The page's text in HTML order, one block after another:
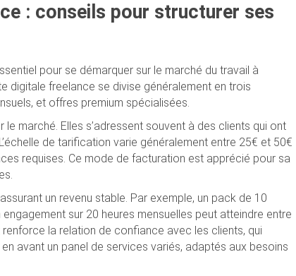
: conseils pour structurer ses
pour se démarquer sur le marché du travail à
digitale freelance se divise généralement en trois
et offres premium spécialisées.
marché. Elles s’adressent souvent à des clients qui ont
de tarification varie généralement entre 25€ et 50€
requises. Ce mode de facturation est apprécié pour sa
un revenu stable. Par exemple, un pack de 10
sur 20 heures mensuelles peut atteindre entre
la relation de confiance avec les clients, qui
avant un panel de services variés, adaptés aux besoins